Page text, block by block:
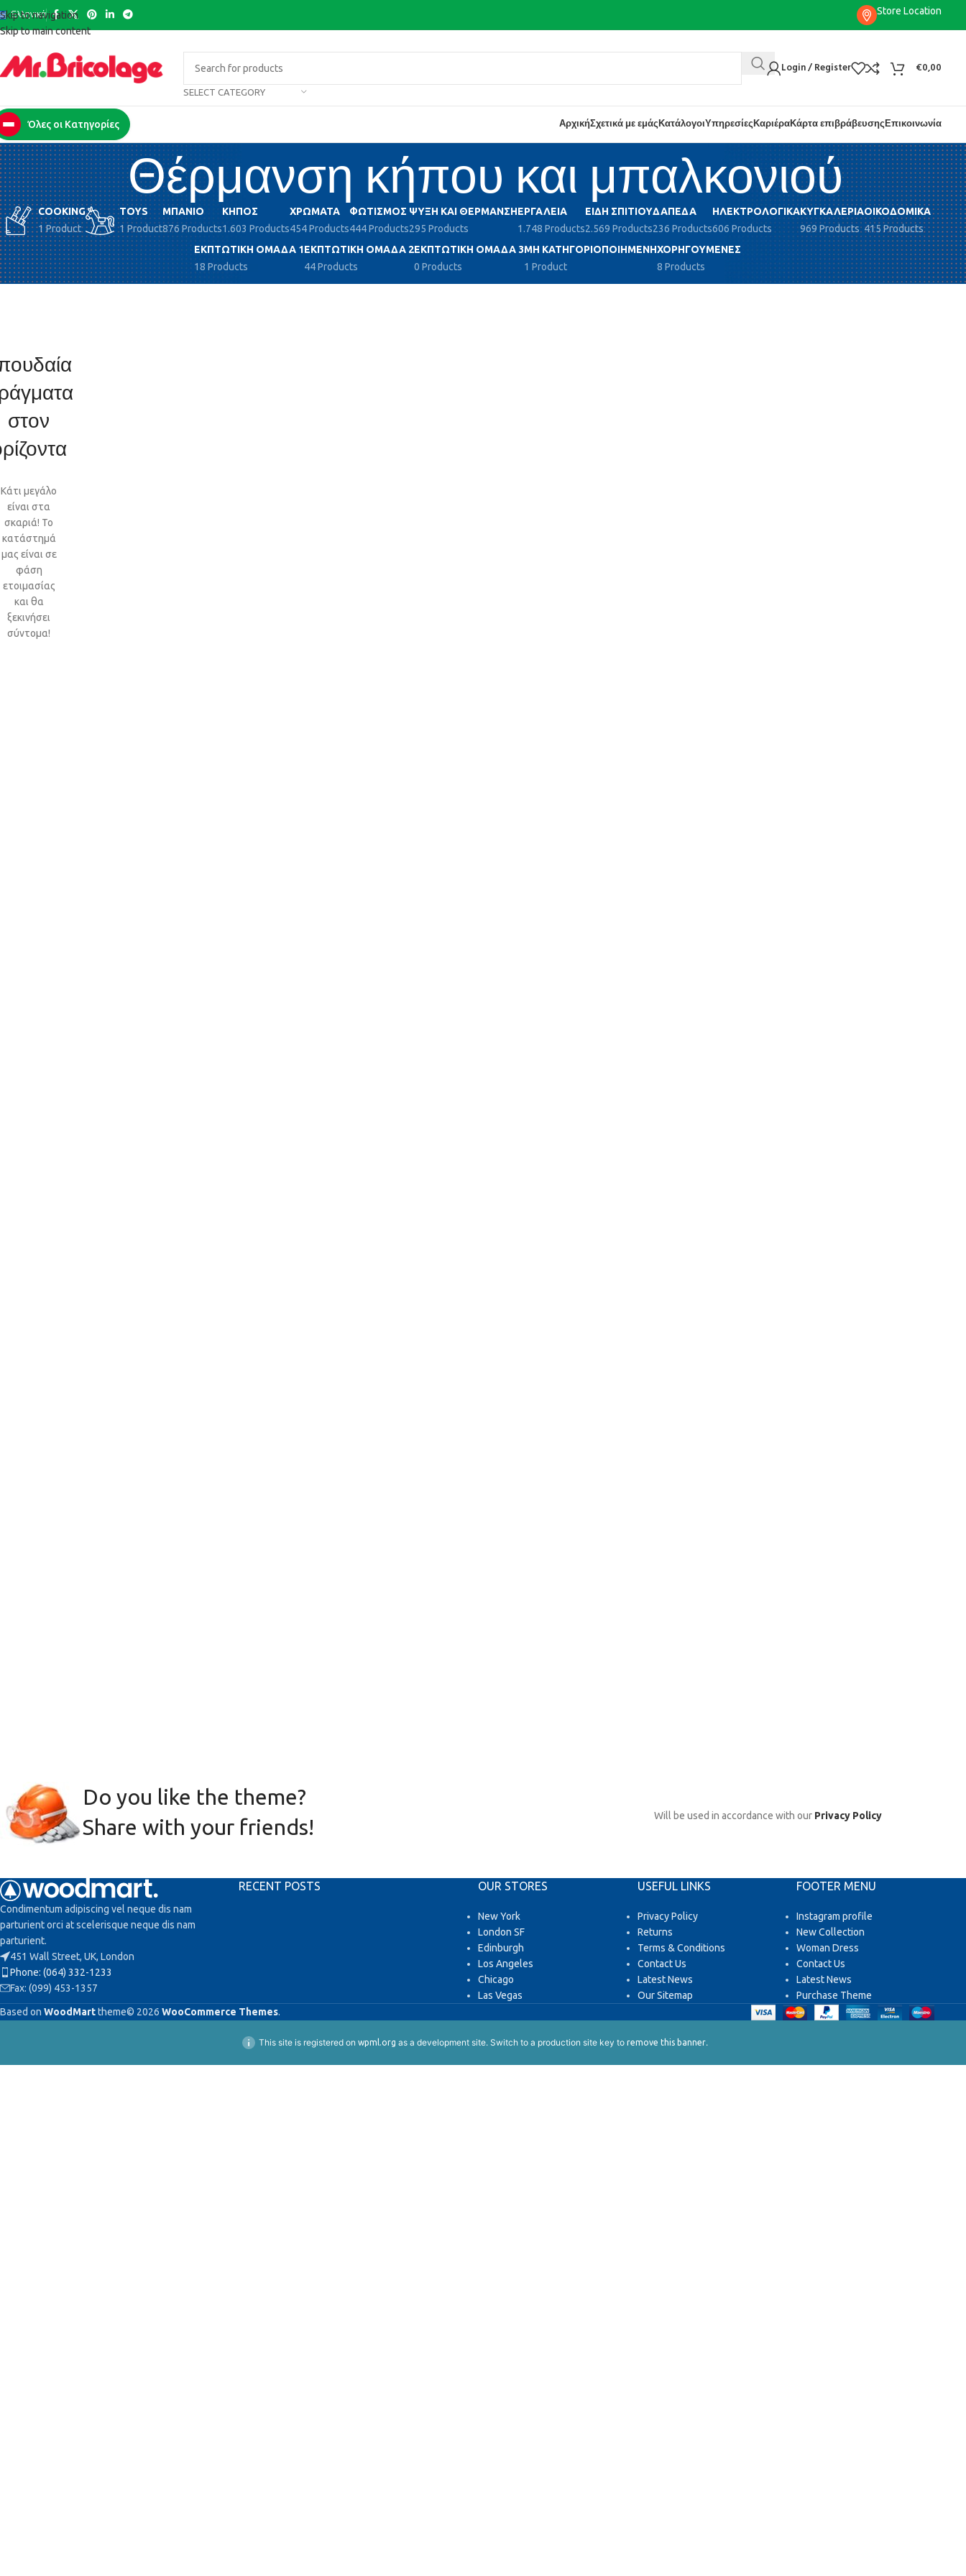
Skip to navigation
Skip to main content
Ελληνικά Store Location
SELECT CATEGORY
Login / Register €0,00
Όλες οι Κατηγορίες ΑρχικήΣχετικά με εμάςΚατάλογοιΥπηρεσίεςΚαριέραΚάρτα επιβράβευσηςΕπικοινωνία
Θέρμανση κήπου και μπαλκονιού
COOKING
1 Product
TOYS
1 Product
ΜΠΆΝΙΟ
876 Products
ΚΉΠΟΣ
1.603 Products
ΧΡΏΜΑΤΑ
454 Products
ΦΩΤΙΣΜΌΣ
444 Products
ΨΎΞΗ ΚΑΙ ΘΈΡΜΑΝΣΗ
295 Products
ΕΡΓΑΛΕΊΑ
1.748 Products
ΕΊΔΗ ΣΠΙΤΙΟΎ
2.569 Products
ΔΆΠΕΔΑ
236 Products
ΗΛΕΚΤΡΟΛΟΓΙΚΆ
606 Products
ΚΥΓΚΑΛΕΡΊΑ
969 Products
ΟΙΚΟΔΟΜΙΚΆ
415 Products
ΕΚΠΤΩΤΙΚΉ ΟΜΆΔΑ 1
18 Products
ΕΚΠΤΩΤΙΚΉ ΟΜΆΔΑ 2
44 Products
ΕΚΠΤΩΤΙΚΉ ΟΜΆΔΑ 3
0 Products
ΜΗ ΚΑΤΗΓΟΡΙΟΠΟΙΗΜΈΝΗ
1 Product
ΧΟΡΗΓΟΎΜΕΝΕΣ
8 Products
στον
Κάτι μεγάλο
είναι στα
σκαριά! Το
κατάστημά
μας είναι σε
φάση
ετοιμασίας
και θα
ξεκινήσει
σύντομα!
Do you like the theme?
Share with your friends!
Will be used in accordance with our Privacy Policy
Condimentum adipiscing vel neque dis nam
parturient orci at scelerisque neque dis nam
parturient.
451 Wall Street, UK, London
Phone: (064) 332-1233
Fax: (099) 453-1357
RECENT POSTS OUR STORES
New York
London SF
Edinburgh
Los Angeles
Chicago
Las Vegas
USEFUL LINKS
Privacy Policy
Returns
Terms & Conditions
Contact Us
Latest News
Our Sitemap
FOOTER MENU
Instagram profile
New Collection
Woman Dress
Contact Us
Latest News
Purchase Theme
Based on WoodMarttheme© 2026 WooCommerce Themes.
This site is registered on wpml.org as a development site. Switch to a production site key to remove this banner.